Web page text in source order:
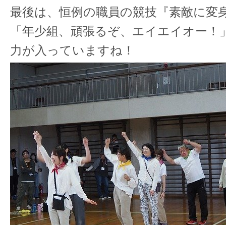
最後は、恒例の職員の競技『素敵に変
「年少組、頑張るぞ、エイエイオー！
力が入っていますね！